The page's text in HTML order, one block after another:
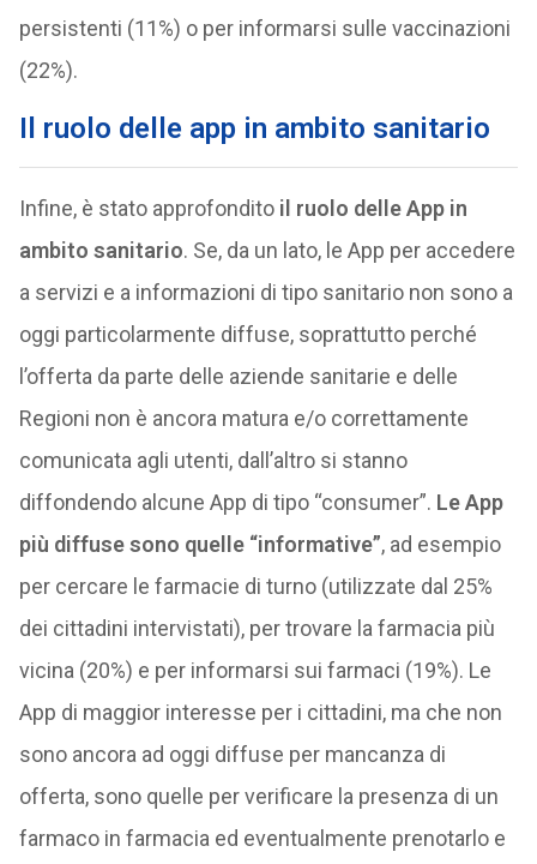
persistenti (11%) o per informarsi sulle vaccinazioni
(22%).
Il ruolo delle app in ambito sanitario
Infine, è stato approfonditoil ruolo delle App in
ambito sanitario. Se, da un lato, le App per accedere
a servizi e a informazioni di tipo sanitario non sono a
oggi particolarmente diffuse, soprattutto perché
l’offerta da parte delle aziende sanitarie e delle
Regioni non è ancora matura e/o correttamente
comunicata agli utenti, dall’altro si stanno
diffondendo alcune App di tipo “consumer”. Le App
più diffuse sono quelle “informative”, ad esempio
per cercare le farmacie di turno (utilizzate dal 25%
dei cittadini intervistati), per trovare la farmacia più
vicina (20%) e per informarsi sui farmaci (19%). Le
App di maggior interesse per i cittadini, ma che non
sono ancora ad oggi diffuse per mancanza di
offerta, sono quelle per verificare la presenza di un
farmaco in farmacia ed eventualmente prenotarlo e